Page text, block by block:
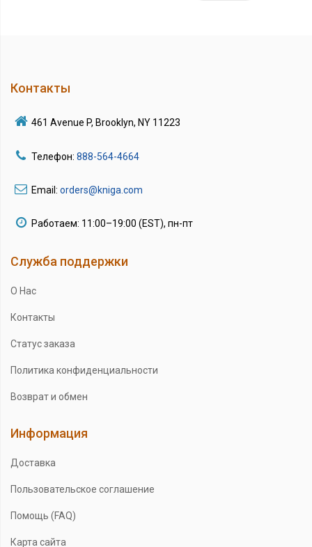
Контакты
461 Avenue P, Brooklyn, NY 11223
Телефон: 888-564-4664
Email: orders@kniga.com
Работаем: 11:00–19:00 (EST), пн-пт
Служба поддержки
О Нас
Контакты
Статус заказа
Политика конфиденциальности
Возврат и обмен
Информация
Доставка
Пользовательское соглашение
Помощь (FAQ)
Карта сайта